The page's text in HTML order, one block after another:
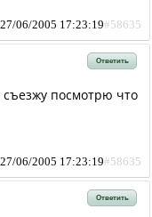
27/06/2005 17:23:19#58635
Ответить
съезжу посмотрю что
27/06/2005 17:23:19#58635
Ответить